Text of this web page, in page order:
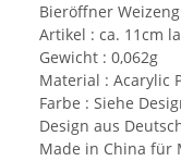
Bieröffner
Artikel : ca. 11cm
Gewicht : 0,062g
Material : Acarylic
Farbe : Siehe
Design aus
Made in China für